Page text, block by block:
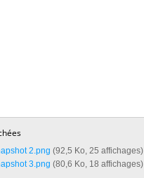
2.png‎ (92,5 Ko, 25 affichages)
3.png‎ (80,6 Ko, 18 affichages)